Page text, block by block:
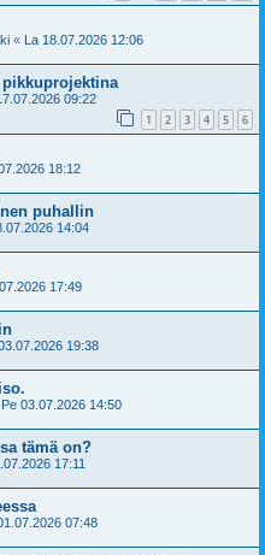
« La 18.07.2026 12:06
pikkuprojektina
09:22
1 2 3 4 5 6
18:12
puhallin
14:04
17:49
19:38
Pe 03.07.2026 14:50
tämä on?
17:11
07:48